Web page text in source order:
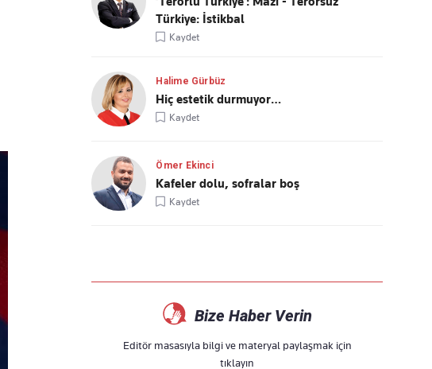
Türkiye: İstikbal
Kaydet
Halime Gürbüz
Hiç estetik durmuyor…
Kaydet
Ömer Ekinci
Kafeler dolu, sofralar boş
Kaydet
Bize Haber Verin
Editör masasıyla bilgi ve materyal paylaşmak için
tıklayın